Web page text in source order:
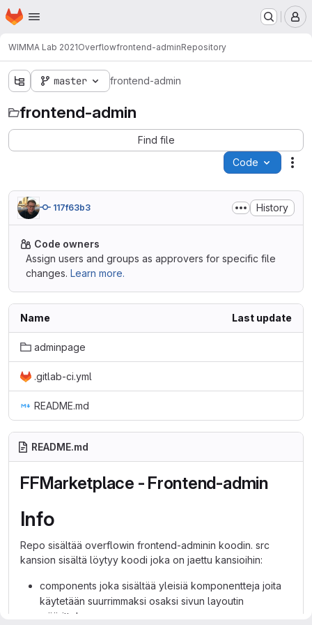
Skip to main content
Homepage
WIMMA Lab 2021Overflowfrontend-adminRepository
master frontend-admin
frontend-admin
Find file
Code
117f63b3 History
Code owners
Assign users and groups as approvers for specific file
changes. Learn more.
Name Last update
adminpage
.gitlab-ci.yml
README.md
README.md
FFMarketplace - Frontend-admin
Info
Repo sisältää overflowin frontend-adminin koodin. src
kansion sisältä löytyy koodi joka on jaettu kansioihin:
components joka sisältää yleisiä komponentteja joita
käytetään suurrimmaksi osaksi sivun layoutin
määrittelyyn